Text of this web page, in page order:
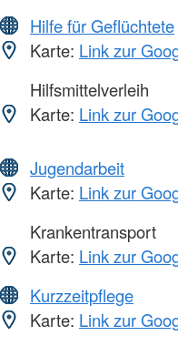
Hilfe für Geflüchtete
Karte: Link zur
Hilfsmittelverleih
Karte: Link zur
Jugendarbeit
Karte: Link zur
Krankentransport
Karte: Link zur
Kurzzeitpflege
Karte: Link zur